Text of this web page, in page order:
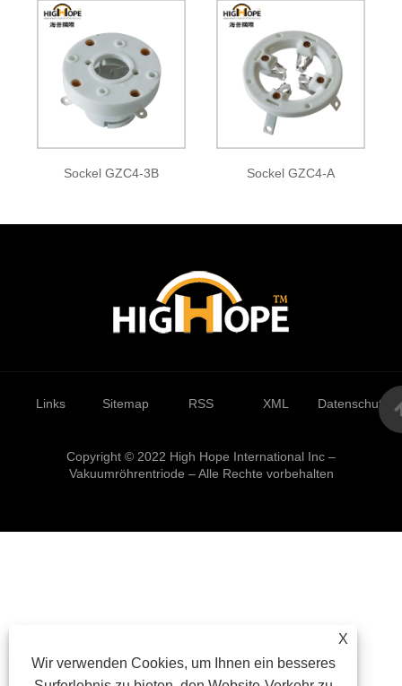
Sockel GZC4-3B Sockel GZC4-A
X
Wir verwenden Cookies, um Ihnen ein besseres
Links Sitemap RSS XML
Copyright © 2022 High Hope International Inc –
Vakuumröhrentriode – Alle Rechte vorbehalten